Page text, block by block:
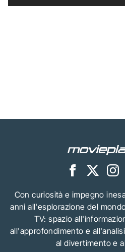
Con curiosità e impegno
anni all'esplorazione del
TV: spazio
all'approfondimento e
al divertimento e